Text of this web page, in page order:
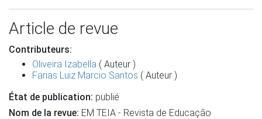
Article de revue
Contributeurs:
Oliveira Izabella ( Auteur )
Farias Luiz Marcio Santos ( Auteur )
État de publication: publié
Nom de la revue: EM TEIA - Revista de Educação